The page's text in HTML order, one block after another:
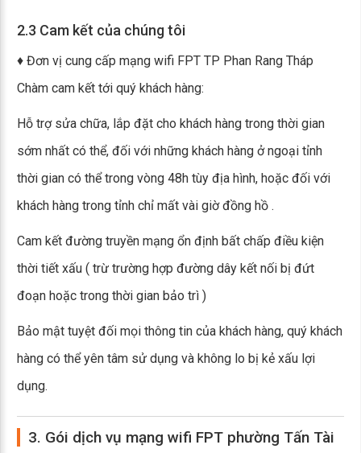
2.3 Cam kết của chúng tôi
♦ Đơn vị cung cấp mạng wifi FPT TP Phan Rang Tháp
Chàm cam kết tới quý khách hàng:
Hỗ trợ sửa chữa, lắp đặt cho khách hàng trong thời gian
sớm nhất có thể, đối với những khách hàng ở ngoại tỉnh
thời gian có thể trong vòng 48h tùy địa hình, hoặc đối với
khách hàng trong tỉnh chỉ mất vài giờ đồng hồ .
Cam kết đường truyền mạng ổn định bất chấp điều kiện
thời tiết xấu ( trừ trường hợp đường dây kết nối bị đứt
đoạn hoặc trong thời gian bảo trì )
Bảo mật tuyệt đối mọi thông tin của khách hàng, quý khách
hàng có thể yên tâm sử dụng và không lo bị kẻ xấu lợi
dụng.
3. Gói dịch vụ mạng wifi FPT phường Tấn Tài